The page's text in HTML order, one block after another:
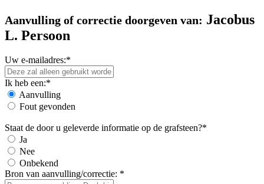
Aanvulling of correctie doorgeven van: Jacobus
L. Persoon
Uw e-mailadres:*
Ik heb een:*
Aanvulling
Fout gevonden
Staat de door u geleverde informatie op de grafsteen?*
Ja
Nee
Onbekend
Bron van aanvulling/correctie: *